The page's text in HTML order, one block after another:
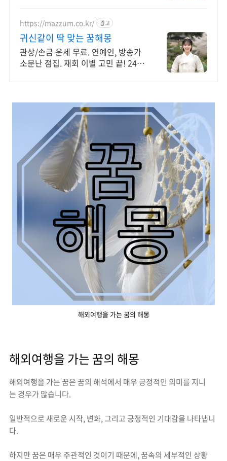
https://mazzum.co.kr/ 광고
귀신같이 딱 맞는 꿈해몽
관상/손금 운세 무료. 연예인, 방송가
소문난 점집. 재회 이별 고민 끝! 24시
해외여행을 가는 꿈의 해몽
해외여행을 가는 꿈의 해몽
해외여행을 가는 꿈은 꿈의 해석에서 매우 긍정적인 의미를 지니
는 경우가 많습니다.
일반적으로 새로운 시작, 변화, 그리고 긍정적인 기대감을 나타냅니
다.
하지만 꿈은 매우 주관적인 것이기 때문에, 꿈속의 세부적인 상황